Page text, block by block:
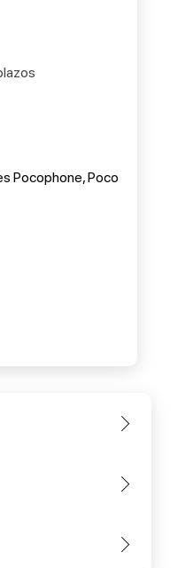
Pocophone,Poco